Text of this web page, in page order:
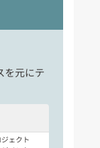
を元にテ
ェクト